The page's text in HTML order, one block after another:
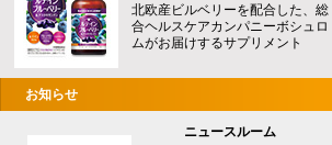
北欧産ビルベリーを配合した、総
合ヘルスケアカンパニーボシュロ
ムがお届けするサプリメント
お知らせ
ニュースルーム